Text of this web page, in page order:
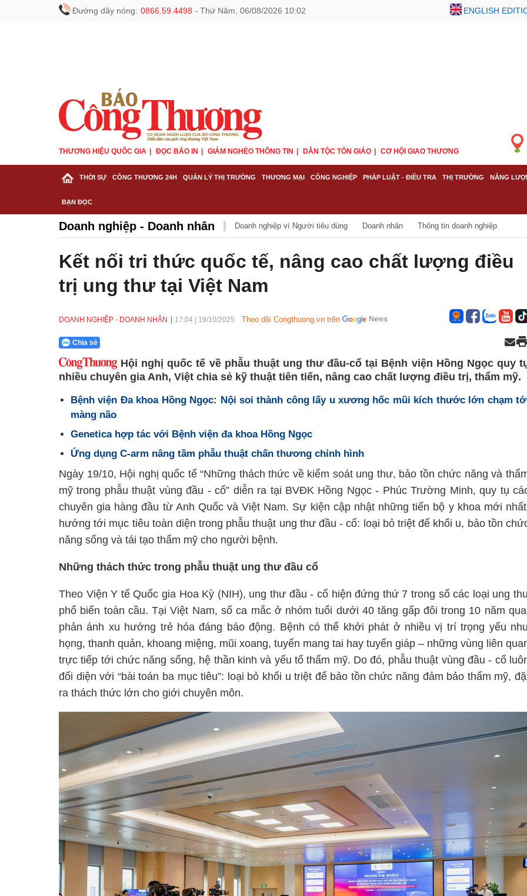
Đường dây nóng: 0866.59.4498 - Thứ Năm, 06/08/2026 10:02 ENGLISH
THƯƠNG HIỆU QUỐC GIA ĐỌC BÁO IN GIẢM NGHÈO THÔNG TIN DÂN TỘC TÔN GIÁO CƠ HỘI GIAO THƯƠNG
THỜI SỰ CÔNG THƯƠNG 24H QUẢN LÝ THỊ TRƯỜNG THƯƠNG MẠI CÔNG NGHIỆP PHÁP LUẬT - ĐIỀU TRA THỊ TRƯỜNG NĂNG
BẠN ĐỌC
Doanh nghiệp - Doanh nhân Doanh nghiệp vì Người tiêu dùng Doanh nhân Thông tin doanh nghiệp
Kết nối tri thức quốc tế, nâng cao chất lượng điều
trị ung thư tại Việt Nam
DOANH NGHIỆP - DOANH NHÂN 17:04 19/10/2025 Theo dõi Congthuong.vn trên
Chia sẻ
Hội nghị quốc tế về phẫu thuật ung thư đầu-cổ tại Bệnh viện Hồng Ngọc quy
nhiều chuyên gia Anh, Việt chia sẻ kỹ thuật tiên tiến, nâng cao chất lượng điều trị, thẩm mỹ.
Bệnh viện Đa khoa Hồng Ngọc: Nội soi thành công lấy u xương hốc mũi kích thước lớn chạm
màng não
Genetica hợp tác với Bệnh viện đa khoa Hồng Ngọc
Ứng dụng C-arm nâng tầm phẫu thuật chấn thương chỉnh hình
Ngày 19/10, Hội nghị quốc tế “Những thách thức về kiểm soát ung thư, bảo tồn chức năng và
mỹ trong phẫu thuật vùng đầu - cổ” diễn ra tại BVĐK Hồng Ngọc - Phúc Trường Minh, quy tụ
chuyên gia hàng đầu từ Anh Quốc và Việt Nam. Sự kiện cập nhật những tiến bộ y khoa mới
hướng tới mục tiêu toàn diện trong phẫu thuật ung thư đầu - cổ: loại bỏ triệt để khối u, bảo tồn
năng sống và tái tạo thẩm mỹ cho người bệnh.
Những thách thức trong phẫu thuật ung thư đầu cổ
Theo Viện Y tế Quốc gia Hoa Kỳ (NIH), ung thư đầu - cổ hiện đứng thứ 7 trong số các loại ung
phổ biến toàn cầu. Tại Việt Nam, số ca mắc ở nhóm tuổi dưới 40 tăng gấp đôi trong 10 năm
phản ánh xu hướng trẻ hóa đáng báo động. Bệnh có thể khởi phát ở nhiều vị trí trọng yếu
họng, thanh quản, khoang miệng, mũi xoang, tuyến mang tai hay tuyến giáp – những vùng liên
trực tiếp tới chức năng sống, hệ thần kinh và yếu tố thẩm mỹ. Do đó, phẫu thuật vùng đầu - cổ
đối diện với “bài toán ba mục tiêu”: loại bỏ khối u triệt để bảo tồn chức năng đảm bảo thẩm mỹ,
ra thách thức lớn cho giới chuyên môn.